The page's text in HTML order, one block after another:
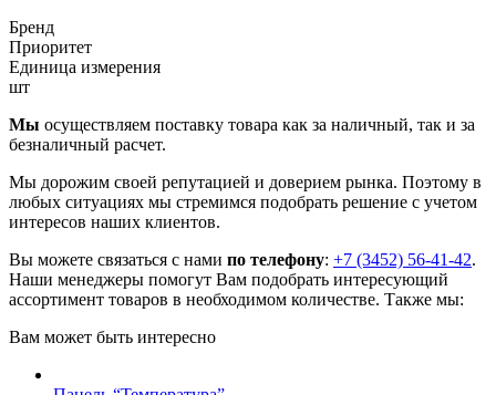
Бренд
Приоритет
Единица измерения
шт
Мы осуществляем поставку товара как за наличный, так и за
безналичный расчет.
Мы дорожим своей репутацией и доверием рынка. Поэтому в
любых ситуациях мы стремимся подобрать решение с учетом
интересов наших клиентов.
Вы можете связаться с нами по телефону: +7 (3452) 56-41-42.
Наши менеджеры помогут Вам подобрать интересующий
ассортимент товаров в необходимом количестве. Также мы:
Вам может быть интересно